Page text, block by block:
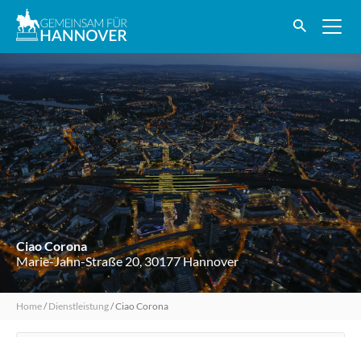
Ciao Corona
Marie-Jahn-Straße 20, 30177 Hannover
Home/Dienstleistung/Ciao Corona